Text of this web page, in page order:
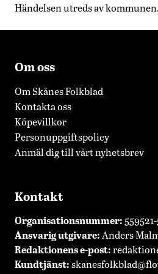
Händelsen utreds av
Om oss
Om Skånes Folkblad
Kontakta oss
Köpevillkor
Personuppgiftspolicy
Anmäl dig till vårt nyhetsbrev
Kontakt
Organisationsnummer:
Ansvarig utgivare: Anders
Redaktionense-post:
Kundtjänst: